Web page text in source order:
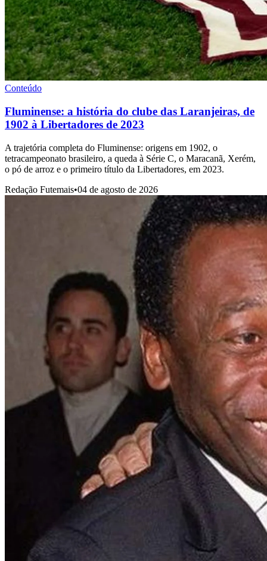
Conteúdo
Fluminense: a história do clube das Laranjeiras, de
1902 à Libertadores de 2023
A trajetória completa do Fluminense: origens em 1902, o
tetracampeonato brasileiro, a queda à Série C, o Maracanã, Xerém,
o pó de arroz e o primeiro título da Libertadores, em 2023.
Redação Futemais•04 de agosto de 2026